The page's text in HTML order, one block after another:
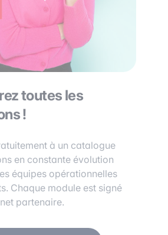
toutes les
!
à un catalogue
en constante évolution
équipes opérationnelles
Chaque module est signé
partenaire.